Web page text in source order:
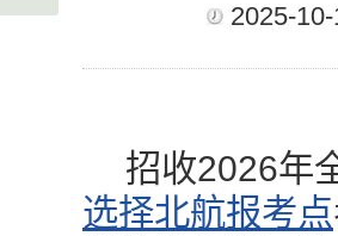
2025-
招收2026年
选择北航报考点